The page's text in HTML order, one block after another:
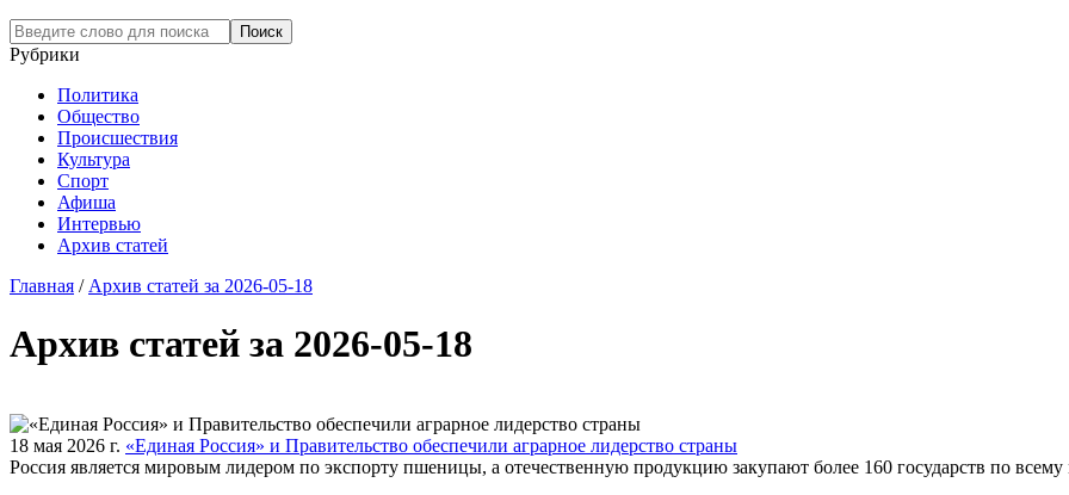
Рубрики
Политика
Общество
Проиcшествия
Культура
Спорт
Афиша
Интервью
Архив статей
Главная / Архив статей за 2026-05-18
Архив статей за 2026-05-18
18 мая 2026 г. «Единая Россия» и Правительство обеспечили аграрное лидерство страны
Россия является мировым лидером по экспорту пшеницы, а отечественную продукцию закупают более 160 государств по